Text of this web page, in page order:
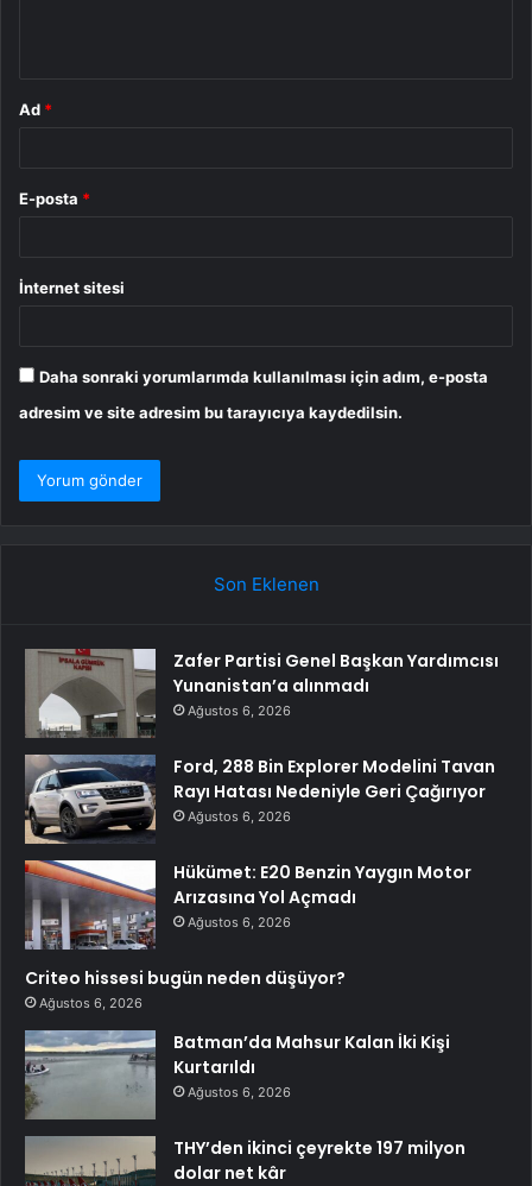
Ad *
E-posta *
İnternet sitesi
Daha sonraki yorumlarımda kullanılması için adım, e-posta
adresim ve site adresim bu tarayıcıya kaydedilsin.
Son Eklenen
Zafer Partisi Genel Başkan Yardımcısı
Yunanistan’a alınmadı
Ağustos 6, 2026
Ford, 288 Bin Explorer Modelini Tavan
Rayı Hatası Nedeniyle Geri Çağırıyor
Ağustos 6, 2026
Hükümet: E20 Benzin Yaygın Motor
Arızasına Yol Açmadı
Ağustos 6, 2026
Criteo hissesi bugün neden düşüyor?
Ağustos 6, 2026
Batman’da Mahsur Kalan İki Kişi
Kurtarıldı
Ağustos 6, 2026
THY’den ikinci çeyrekte 197 milyon
dolar net kâr